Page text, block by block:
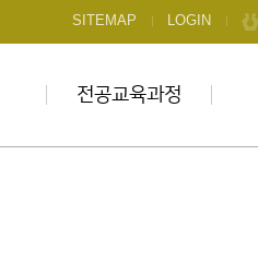
SITEMAP LOGIN
전공교육과정